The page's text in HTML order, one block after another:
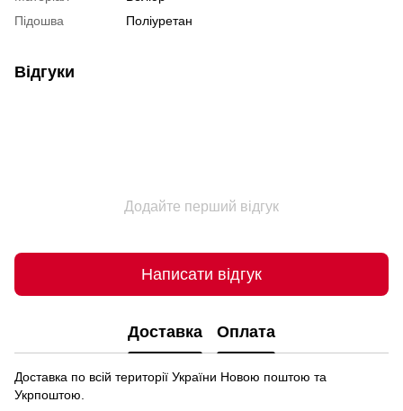
Підошва
Поліуретан
Відгуки
Додайте перший відгук
Написати відгук
Доставка Оплата
Доставка по всій території України Новою поштою та
Укрпоштою.